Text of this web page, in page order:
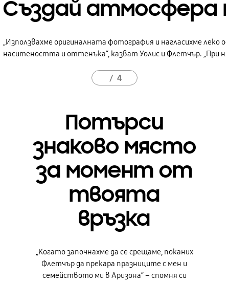
Създай атмосфера
„Използвахме оригиналната фотография и нагласихме
наситеността и оттенъка“, казват Уолис и Флетчър. „При
4
Потърси
знаково място
за момент от
твоята
връзка
„Когато започнахме да се срещаме, поканих
Флетчър да прекара празниците с мен и
семейството ми в Аризона“ – спомня си